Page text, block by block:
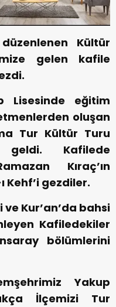
Kültür
gelen kafile
Lisesinde eğitim
oluşan
Tur Kültür Turu
geldi. Kafilede
Kıraç’ın
Kehf’i gezdiler.
ve Kur’an’da bahsi
Kafiledekiler
bölümlerini
Yakup
İlçemizi Tur